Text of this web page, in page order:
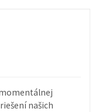
našich